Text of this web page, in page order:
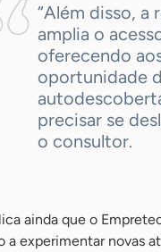
“Além disso, a
amplia o
oferecendo
oportunidade
precisar se
o consultor.
ainda que o
a experimentar novas